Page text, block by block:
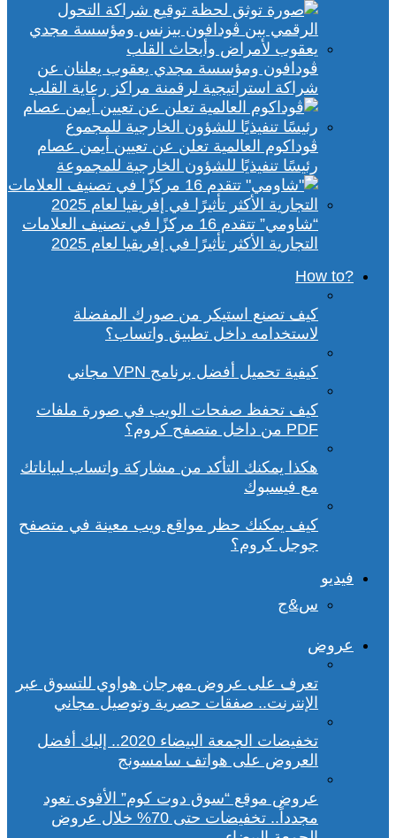
ڤودافون ومؤسسة مجدي يعقوب يعلنان عن
شراكة استراتيجية لرقمنة مراكز رعاية القلب
ڤوداكوم العالمية تعلن عن تعيين أيمن عصام
رئيسًا تنفيذيًا للشؤون الخارجية للمجموعة
“شاومي” تتقدم 16 مركزًا في تصنيف العلامات
التجارية الأكثر تأثيرًا في إفريقيا لعام 2025
?How to
كيف تصنع استيكر من صورك المفضلة
لاستخدامه داخل تطبيق واتساب؟
كيفية تحميل أفضل برنامج VPN مجاني
كيف تحفظ صفحات الويب في صورة ملفات
PDF من داخل متصفح كروم؟
هكذا يمكنك التأكد من مشاركة واتساب لبياناتك
مع فيسبوك
كيف يمكنك حظر مواقع ويب معينة في متصفح
جوجل كروم؟
فيديو
س&ج
عروض
تعرف على عروض مهرجان هواوي للتسوق عبر
الإنترنت.. صفقات حصرية وتوصيل مجاني
تخفيضات الجمعة البيضاء 2020.. إليك أفضل
العروض على هواتف سامسونج
عروض موقع “سوق دوت كوم” الأقوى تعود
مجدداً.. تخفيضات حتى 70% خلال عروض